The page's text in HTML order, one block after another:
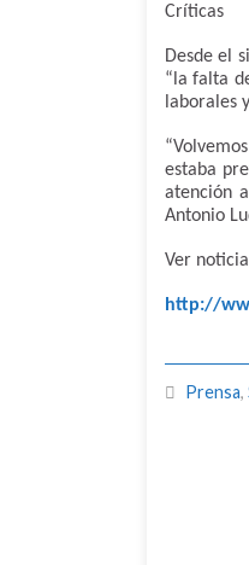
Críticas
Desde el
“la falta
laborales
estaba
atención
Antonio
Ver
http://
Prensa,